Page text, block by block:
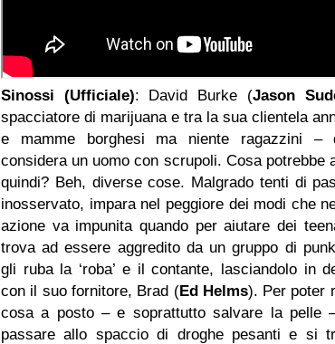
Sinossi (Ufficiale): David Burke (Jason
spacciatore di marijuana e tra la sua clientela
e mamme borghesi ma niente ragazzini –
considera un uomo con scrupoli. Cosa potrebbe
quindi? Beh, diverse cose. Malgrado tenti di
inosservato, impara nel peggiore dei modi che
azione va impunita quando per aiutare dei
trova ad essere aggredito da un gruppo di
gli ruba la ‘roba’ e il contante, lasciandolo in
con il suo fornitore, Brad (Ed Helms). Per poter
cosa a posto – e soprattutto salvare la pelle
passare allo spaccio di droghe pesanti e si